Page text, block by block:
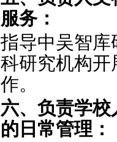
服务：
指导中吴智
科研究机构
作。
六、负责学
的日常管理：